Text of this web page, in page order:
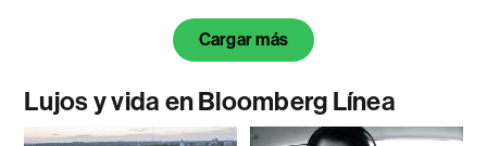
Cargar más
Lujos y vida en Bloomberg Línea